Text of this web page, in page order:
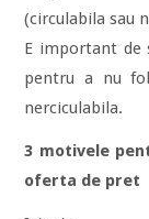
(circulabila sau
E important de
pentru a nu
nerciculabila.
3 motivele
oferta de pret